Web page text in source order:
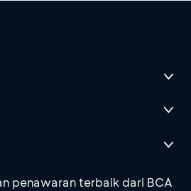
penawaran terbaik dari BCA